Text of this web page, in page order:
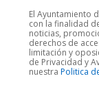
El Ayuntamiento
con la finalidad
noticias,
derechos de
limitación y
de Privacidad y
nuestra Politica